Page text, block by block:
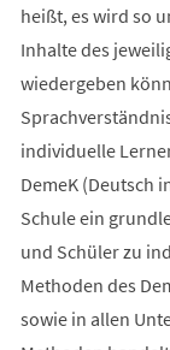
heißt, es wird so
Inhalte des
wiedergeben
individuelle
DemeK (Deutsch
Schule ein
und Schüler zu
Methoden des
sowie in allen